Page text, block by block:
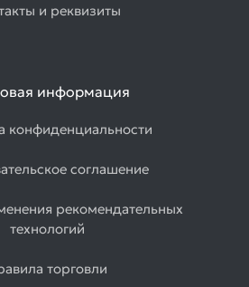
и реквизиты
информация
конфиденциальности
соглашение
рекомендательных
технологий
торговли